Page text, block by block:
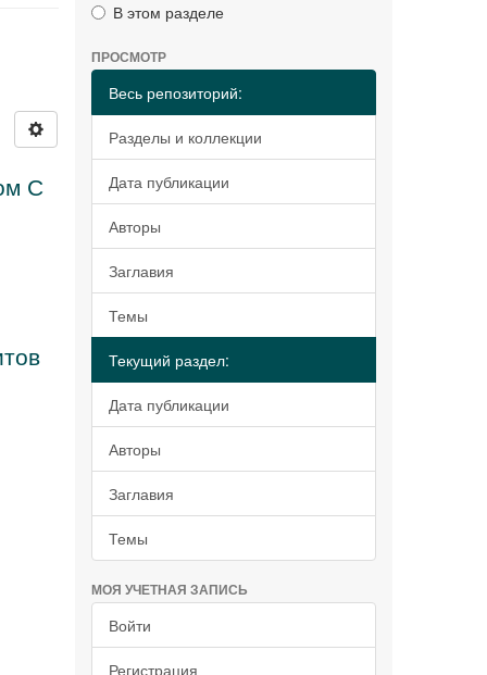
С
В этом разделе
ПРОСМОТР
Весь репозиторий:
Разделы и коллекции
Дата публикации
Авторы
Заглавия
Темы
Текущий раздел:
Дата публикации
Авторы
Заглавия
Темы
МОЯ УЧЕТНАЯ ЗАПИСЬ
Войти
Регистрация